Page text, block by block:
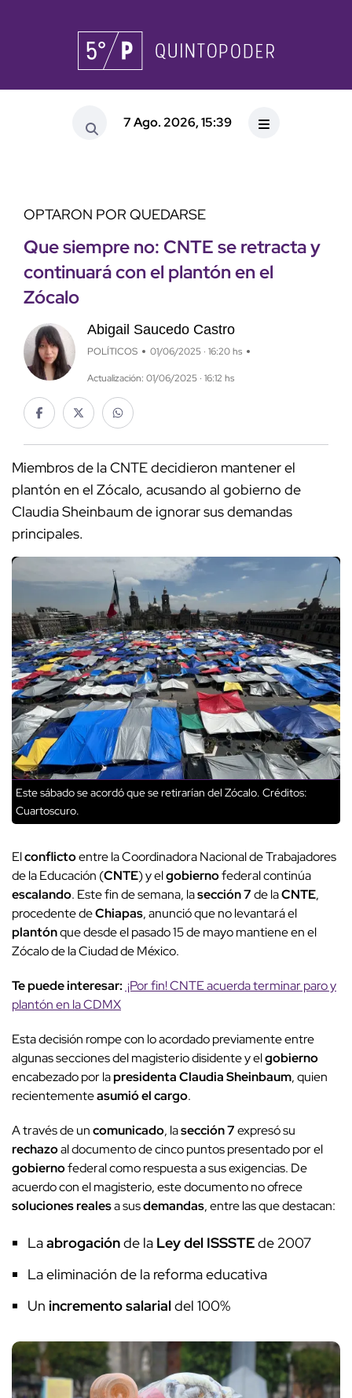
7 Ago. 2026, 15:39
OPTARON POR QUEDARSE
Que siempre no: CNTE se retracta y
continuará con el plantón en el
Zócalo
Abigail Saucedo Castro
POLÍTICOS 01/06/2025 · 16:20 hs
Actualización: 01/06/2025 · 16:12 hs
Miembros de la CNTE decidieron mantener el
plantón en el Zócalo, acusando al gobierno de
Claudia Sheinbaum de ignorar sus demandas
principales.
Este sábado se acordó que se retirarían del Zócalo. Créditos:
Cuartoscuro.
Elconflictoentre la Coordinadora Nacional de Trabajadores
de la Educación (CNTE) y elgobiernofederal continúa
escalando. Este fin de semana, lasección 7de laCNTE,
procedente deChiapas, anunció que no levantará el
plantónque desde el pasado 15 de mayo mantiene en el
Zócalo de la Ciudad de México.
Te puede interesar: ¡Por fin! CNTE acuerda terminar paro y
plantón en la CDMX
Esta decisión rompe con lo acordado previamente entre
algunas secciones del magisterio disidente y elgobierno
encabezado por lapresidentaClaudia Sheinbaum, quien
recientementeasumió el cargo.
A través de uncomunicado, lasección 7expresó su
rechazoal documento de cinco puntos presentado por el
gobiernofederal como respuesta a sus exigencias. De
acuerdo con el magisterio, este documento no ofrece
soluciones realesa susdemandas, entre las que destacan:
Laabrogaciónde la Ley del ISSSTEde 2007
La eliminación de la reforma educativa
Un incremento salarialdel 100%